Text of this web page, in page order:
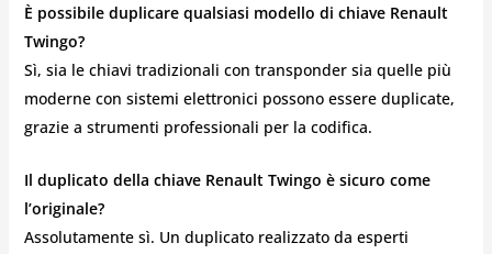
È possibile duplicare qualsiasi modello di chiave Renault
Twingo?
Sì, sia le chiavi tradizionali con transponder sia quelle più
moderne con sistemi elettronici possono essere duplicate,
grazie a strumenti professionali per la codifica.
Il duplicato della chiave Renault Twingo è sicuro come
l’originale?
Assolutamente sì. Un duplicato realizzato da esperti